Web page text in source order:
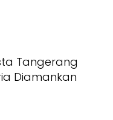
Tangerang
Diamankan